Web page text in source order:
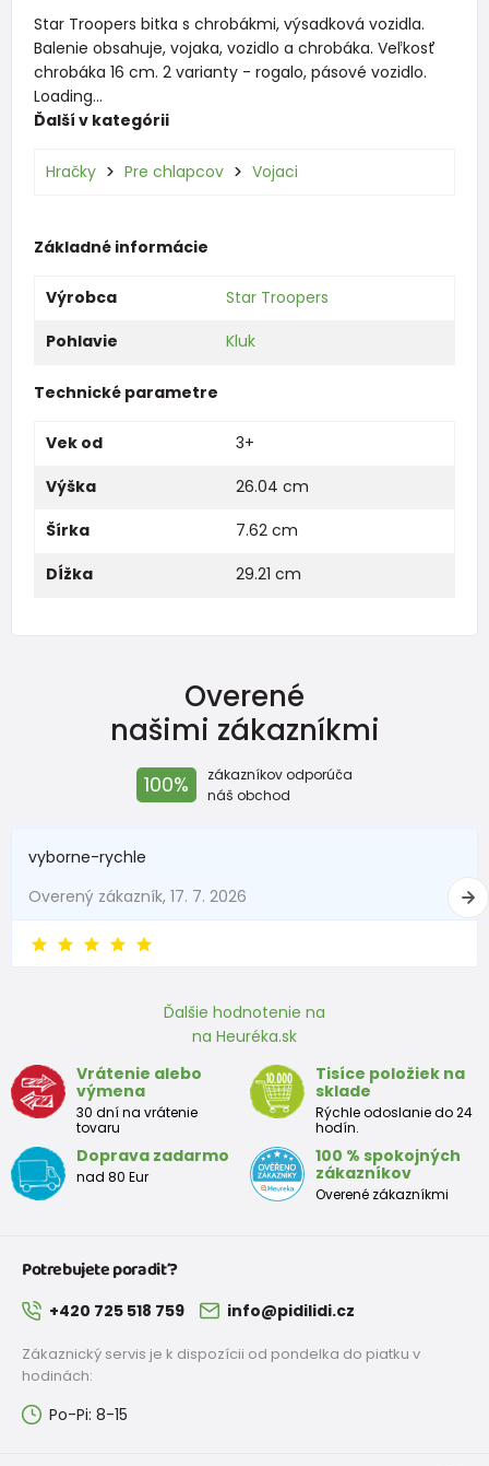
Star Troopers bitka s chrobákmi, výsadková vozidla.
Balenie obsahuje, vojaka, vozidlo a chrobáka. Veľkosť
chrobáka 16 cm. 2 varianty - rogalo, pásové vozidlo.
Loading...
Ďalší v kategórii
Hračky Pre chlapcov Vojaci
Základné informácie
Výrobca
Star Troopers
Pohlavie
Kluk
Technické parametre
Vek od
3+
Výška
26.04 cm
Šírka
7.62 cm
Dĺžka
29.21 cm
Overené
našimi zákazníkmi
100%
zákazníkov odporúča
náš obchod
vyborne-rychle
Overený zákazník, 17. 7. 2026
Ďalšie hodnotenie na
na Heuréka.sk
Vrátenie alebo
výmena
30 dní na vrátenie
tovaru
Tisíce položiek na
sklade
Rýchle odoslanie do 24
hodín.
Doprava zadarmo
nad 80 Eur
100 % spokojných
zákazníkov
Overené zákazníkmi
Potrebujete poradiť?
+420 725 518 759 info@pidilidi.cz
Zákaznický servis je k dispozícii od pondelka do piatku v
hodinách:
Po-Pi: 8-15